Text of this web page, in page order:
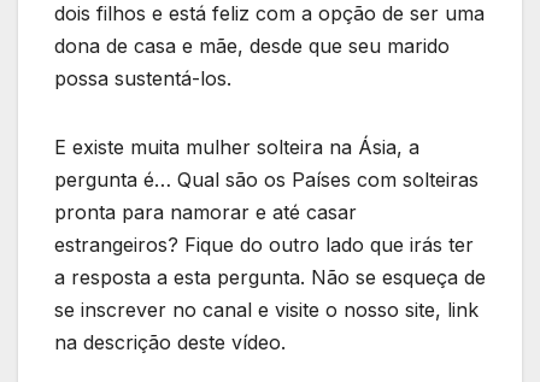
dois filhos e está feliz com a opção de ser uma
dona de casa e mãe, desde que seu marido
possa sustentá-los.
E existe muita mulher solteira na Ásia, a
pergunta é… Qual são os Países com solteiras
pronta para namorar e até casar
estrangeiros? Fique do outro lado que irás ter
a resposta a esta pergunta. Não se esqueça de
se inscrever no canal e visite o nosso site, link
na descrição deste vídeo.